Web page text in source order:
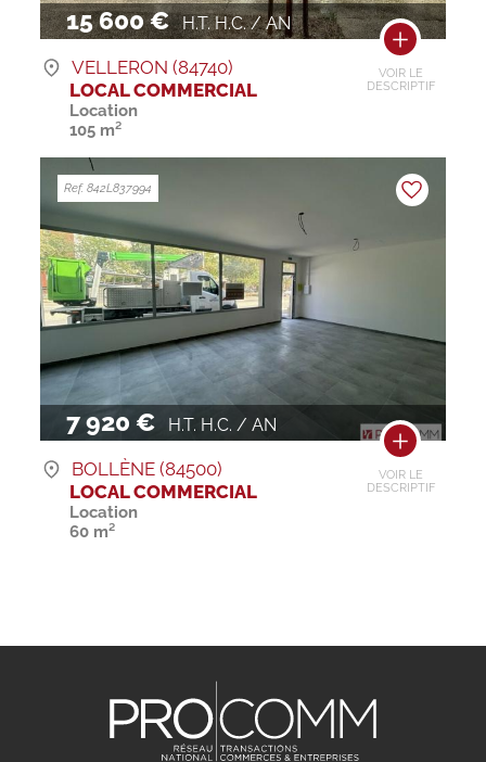
15 600 € H.T. H.C. / AN
VOIR LE
DESCRIPTIF
VELLERON (84740)
LOCAL COMMERCIAL
Location
105 m²
7 920 € H.T. H.C. / AN
VOIR LE
DESCRIPTIF
Ref. 842L837994
BOLLÈNE (84500)
LOCAL COMMERCIAL
Location
60 m²